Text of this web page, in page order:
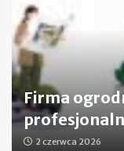
Firma
2 czerwca 2026